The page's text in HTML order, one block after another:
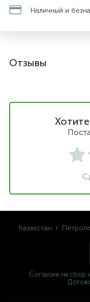
Наличный и
Отзывы
Казахстан, г.
Согласие на сбор